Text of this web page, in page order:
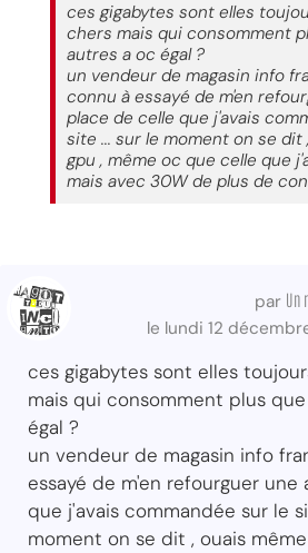
ces gigabytes sont elles
chers mais qui consomment
autres a oc égal ?
un vendeur de magasin info
connu à essayé de m'en
place de celle que j'avais
site ... sur le moment on se dit
gpu , même oc que celle que
mais avec 30W de plus de
par Un
le lundi 12
ces gigabytes sont elles
mais qui consomment plus
égal ?
un vendeur de magasin info
essayé de m'en refourguer
que j'avais commandée sur le
moment on se dit , ouais